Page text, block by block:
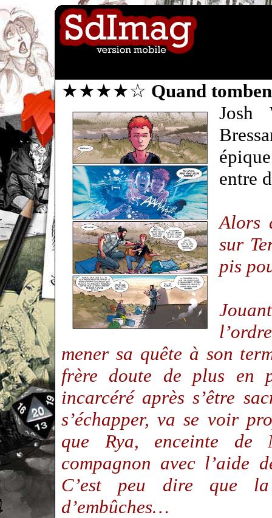
★★★★☆ Quand
Josh
entre
Alors
sur
pis
mener sa quête à son
frère doute de plus en
incarcéré après s’être
s’échapper, va se voir
que Rya, enceinte de
compagnon avec l’aide
C’est peu dire que
d’embûches…